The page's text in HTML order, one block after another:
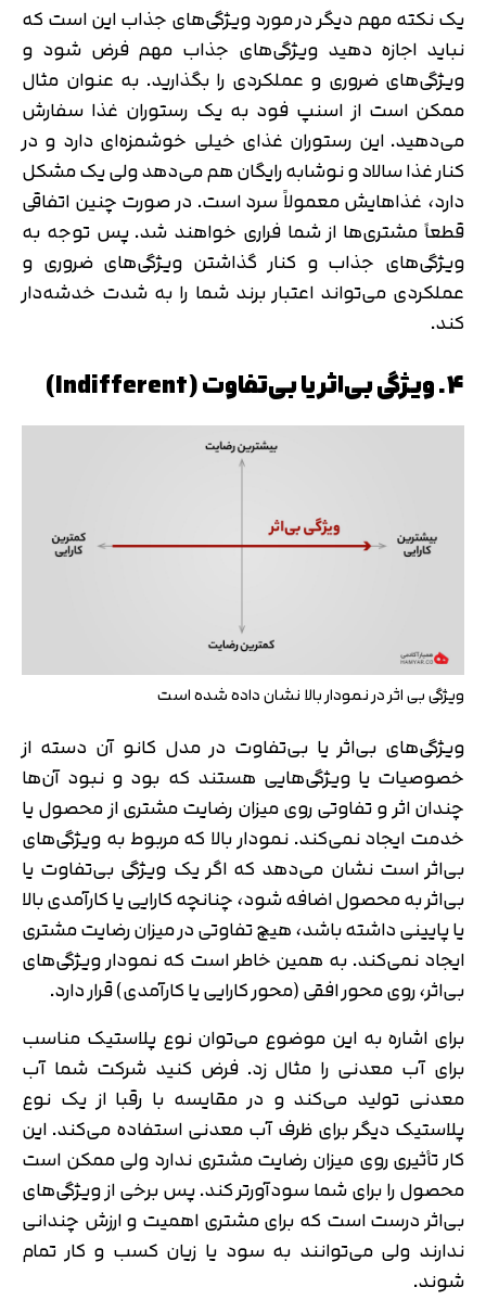
یک نکته مهم دیگر در مورد ویژگی‌های جذاب این است که
نباید اجازه دهید ویژگی‌های جذاب مهم فرض شود و
ویژگی‌های ضروری و عملکردی را بگذارید. به عنوان مثال
ممکن است از اسنپ فود به یک رستوران غذا سفارش
می‌دهید. این رستوران غذای خیلی خوشمزه‌ای دارد و در
کنار غذا سالاد و نوشابه رایگان هم می‌دهد ولی یک مشکل
دارد، غذاهایش معمولاً سرد است. در صورت چنین اتفاقی
قطعاً مشتری‌ها از شما فراری خواهند شد. پس توجه به
ویژگی‌های جذاب و کنار گذاشتن ویژگی‌های ضروری و
عملکردی می‌تواند اعتبار برند شما را به شدت خدشه‌دار
کند.
4. ویژگی بی‌اثر یا بی‌تفاوت (Indifferent)
ویژگی بی اثر در نمودار بالا نشان داده شده است
ویژگی‌های بی‌اثر یا بی‌تفاوت در مدل کانو آن دسته از
خصوصیات یا ویژگی‌هایی هستند که بود و نبود آن‌ها
چندان اثر و تفاوتی روی میزان رضایت مشتری از محصول یا
خدمت ایجاد نمی‌کند. نمودار بالا که مربوط به ویژگی‌های
بی‌اثر است نشان می‌دهد که اگر یک ویژگی بی‌تفاوت یا
بی‌اثر به محصول اضافه شود، چنانچه کارایی یا کارآمدی بالا
یا پایینی داشته باشد، هیچ تفاوتی در میزان رضایت مشتری
ایجاد نمی‌کند. به همین خاطر است که نمودار ویژگی‌های
بی‌اثر، روی محور افقی (محور کارایی یا کارآمدی) قرار دارد.
برای اشاره به این موضوع می‌توان نوع پلاستیک مناسب
برای آب معدنی را مثال زد. فرض کنید شرکت شما آب
معدنی تولید می‌کند و در مقایسه با رقبا از یک نوع
پلاستیک دیگر برای ظرف آب معدنی استفاده می‌کند. این
کار تأثیری روی میزان رضایت مشتری ندارد ولی ممکن است
محصول را برای شما سودآورتر کند. پس برخی از ویژگی‌های
بی‌اثر درست است که برای مشتری اهمیت و ارزش چندانی
ندارند ولی می‌توانند به سود یا زیان کسب و کار تمام
شوند.